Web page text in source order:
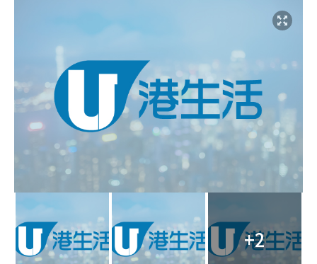
+2